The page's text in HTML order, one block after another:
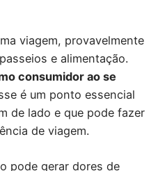
viagem, provavelmente
e alimentação.
consumidor ao se
é um ponto essencial
de lado e que pode fazer
de viagem.
pode gerar dores de